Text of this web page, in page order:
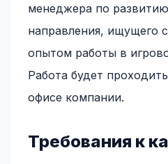
менеджера по
направления, ищущего
опытом работы в
Работа будет
офисе компании.
Требования к